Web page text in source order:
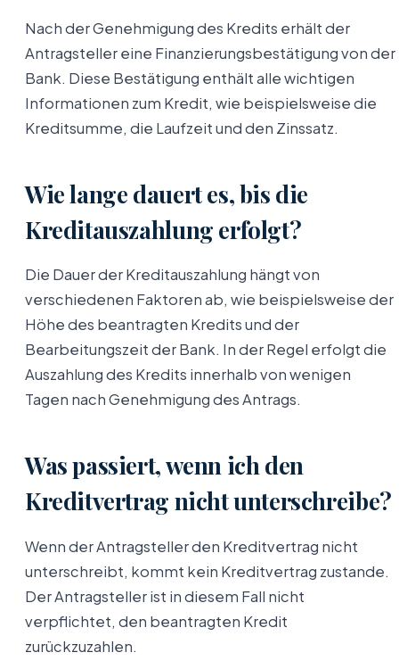
Nach der Genehmigung des Kredits erhält der
Antragsteller eine Finanzierungsbestätigung von der
Bank. Diese Bestätigung enthält alle wichtigen
Informationen zum Kredit, wie beispielsweise die
Kreditsumme, die Laufzeit und den Zinssatz.
Wie lange dauert es, bis die
Kreditauszahlung erfolgt?
Die Dauer der Kreditauszahlung hängt von
verschiedenen Faktoren ab, wie beispielsweise der
Höhe des beantragten Kredits und der
Bearbeitungszeit der Bank. In der Regel erfolgt die
Auszahlung des Kredits innerhalb von wenigen
Tagen nach Genehmigung des Antrags.
Was passiert, wenn ich den
Kreditvertrag nicht unterschreibe?
Wenn der Antragsteller den Kreditvertrag nicht
unterschreibt, kommt kein Kreditvertrag zustande.
Der Antragsteller ist in diesem Fall nicht
verpflichtet, den beantragten Kredit
zurückzuzahlen.